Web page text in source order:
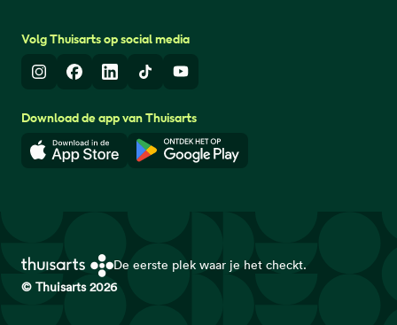
Volg Thuisarts op social media
InstagramFacebook
LinkedInTikTokYoutube
Download de app van Thuisarts
Download in de App StoreDownload in de Google Play
De eerste plek waar je het checkt.
© Thuisarts 2026